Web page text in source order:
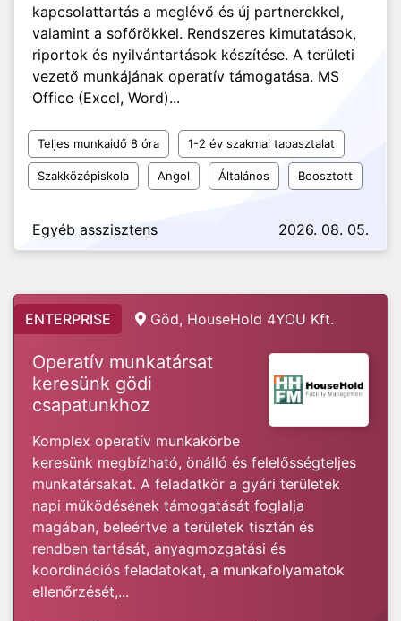
kapcsolattartás a meglévő és új partnerekkel,
valamint a sofőrökkel. Rendszeres kimutatások,
riportok és nyilvántartások készítése. A területi
vezető munkájának operatív támogatása. MS
Office (Excel, Word)...
Teljes munkaidő 8 óra 1-2 év szakmai tapasztalat
Szakközépiskola Angol Általános Beosztott
Egyéb asszisztens 2026. 08. 05.
ENTERPRISE Göd, HouseHold 4YOU Kft.
Operatív munkatársat
keresünk gödi
csapatunkhoz
Komplex operatív munkakörbe
keresünk megbízható, önálló és felelősségteljes
munkatársakat. A feladatkör a gyári területek
napi működésének támogatását foglalja
magában, beleértve a területek tisztán és
rendben tartását, anyagmozgatási és
koordinációs feladatokat, a munkafolyamatok
ellenőrzését,...